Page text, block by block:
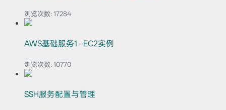
浏览次数: 17284
AWS基础服务1--EC2实例
浏览次数: 10770
SSH服务配置与管理